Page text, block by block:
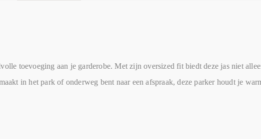
toevoeging aan je garderobe. Met zijn oversized fit biedt deze jas niet
in het park of onderweg bent naar een afspraak, deze parker houdt je